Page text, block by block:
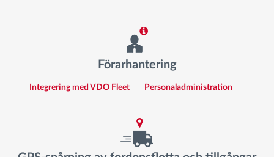
Förarhantering
Integrering med VDO Fleet Personaladministration